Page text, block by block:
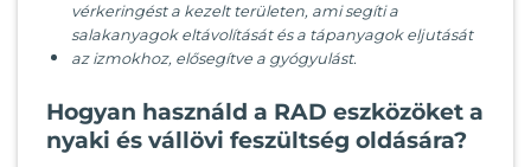
vérkeringést a kezelt területen, ami segíti a
salakanyagok eltávolítását és a tápanyagok eljutását
az izmokhoz, elősegítve a gyógyulást.
Hogyan használd a RAD eszközöket a
nyaki és vállövi feszültség oldására?